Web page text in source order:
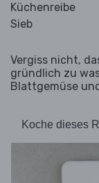
Küchenreibe
Sieb
Vergiss nicht,
gründlich zu
Blattgemüse
Koche dieses